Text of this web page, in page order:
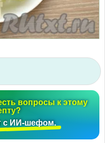
вопросы к этому
с ИИ-шефом.